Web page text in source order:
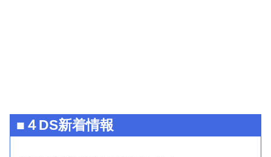
■４DS新着情報